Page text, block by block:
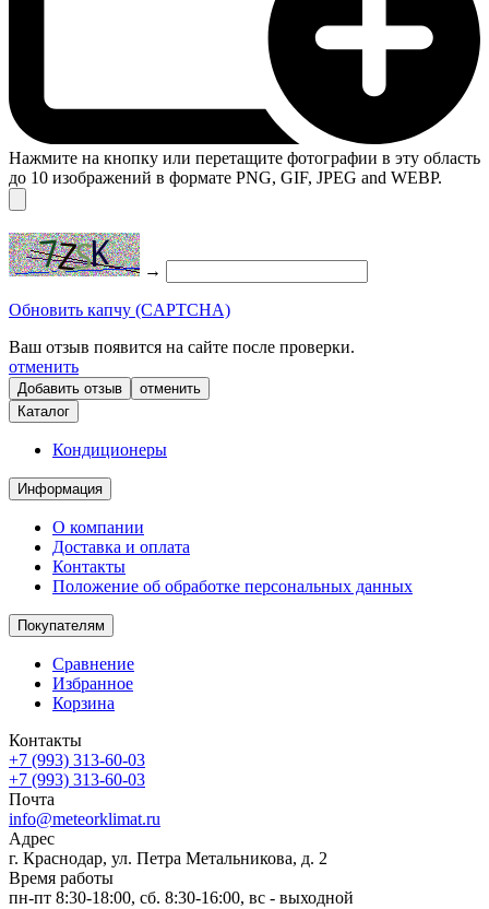
Нажмите на кнопку или перетащите фотографии в эту область
до 10 изображений в формате PNG, GIF, JPEG and WEBP.
→
Обновить капчу (CAPTCHA)
Ваш отзыв появится на сайте после проверки.
отменить
отменить
Каталог
Кондиционеры
Информация
О компании
Доставка и оплата
Контакты
Положение об обработке персональных данных
Покупателям
Сравнение
Избранное
Корзина
Контакты
+7 (993) 313-60-03
+7 (993) 313-60-03
Почта
info@meteorklimat.ru
Адрес
г. Краснодар, ул. Петра Метальникова, д. 2
Время работы
пн-пт 8:30-18:00, сб. 8:30-16:00, вс - выходной